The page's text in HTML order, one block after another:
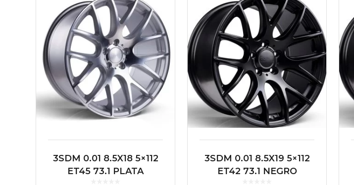
3SDM 0.01 8.5X18 5×112
ET45 73.1 PLATA
3SDM 0.01 8.5X19 5×112
ET42 73.1 NEGRO